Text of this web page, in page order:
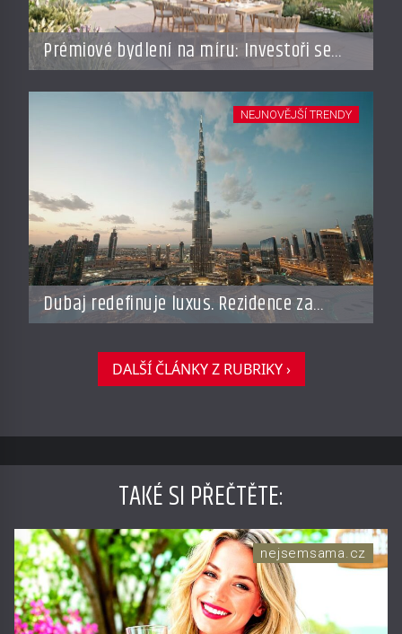
Prémiové bydlení na míru: Investoři se
vracejí do Česka, roste zájem o top
adresy i byty a domy za stovky milionů
Dubaj redefinuje luxus. Rezidence za
miliardy dnes připomínají soukromé
resorty budoucnosti
NEJNOVĚJŠÍ TRENDY
DALŠÍ ČLÁNKY Z RUBRIKY ›
TAKÉ SI PŘEČTĚTE:
nejsemsama.cz